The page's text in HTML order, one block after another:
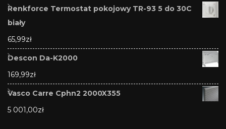
Renkforce Termostat pokojowy TR-93 5 do 30C
biały
65,99zł
Descon Da-K2000
169,99zł
Vasco Carre Cphn2 2000X355
5 001,00zł